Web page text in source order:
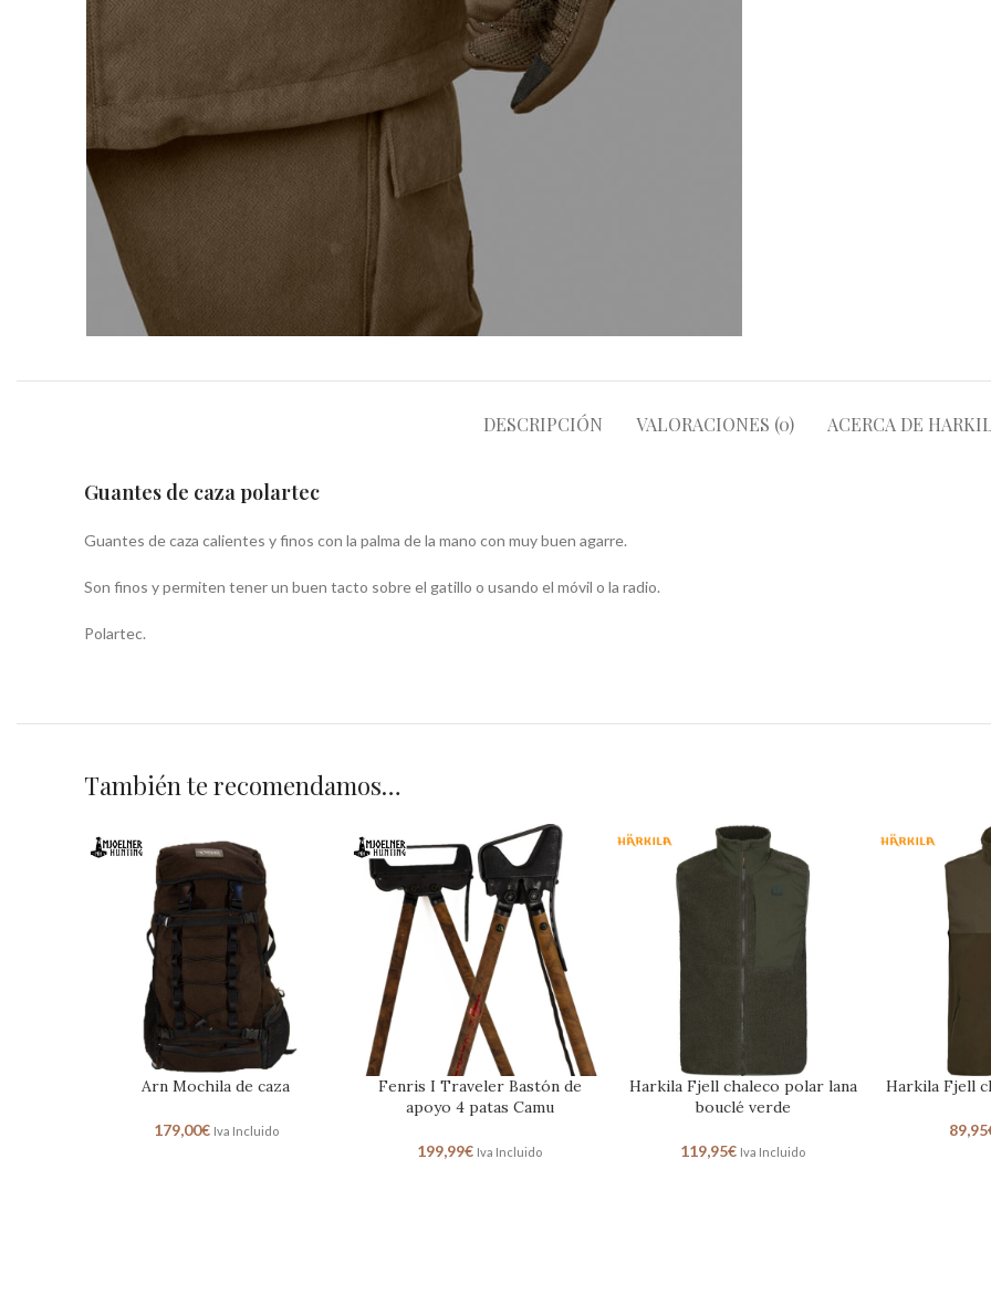
DESCRIPCIÓN VALORACIONES (0) ACERCA DE
Guantes de caza polartec
Guantes de caza calientes y finos con la palma de la mano con muy buen agarre.
Son finos y permiten tener un buen tacto sobre el gatillo o usando el móvil o la radio.
Polartec.
También te recomendamos…
Arn Mochila de caza
179,00€ Iva Incluido
Fenris I Traveler Bastón de
apoyo 4 patas Camu
199,99€ Iva Incluido
Harkila Fjell chaleco polar lana
bouclé verde
119,95€ Iva Incluido
Harkila Fjell
89,95